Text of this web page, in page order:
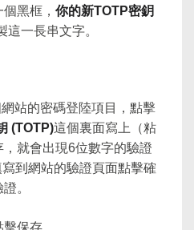
黑框， 你的新TOTP密鈅
一長串文字。
站的密碼登陸項目，點擊
(TOTP)這個裏面寫上（粘
就會出現6位數字的驗證
到網站的驗證頁面點擊確
。
擊保存